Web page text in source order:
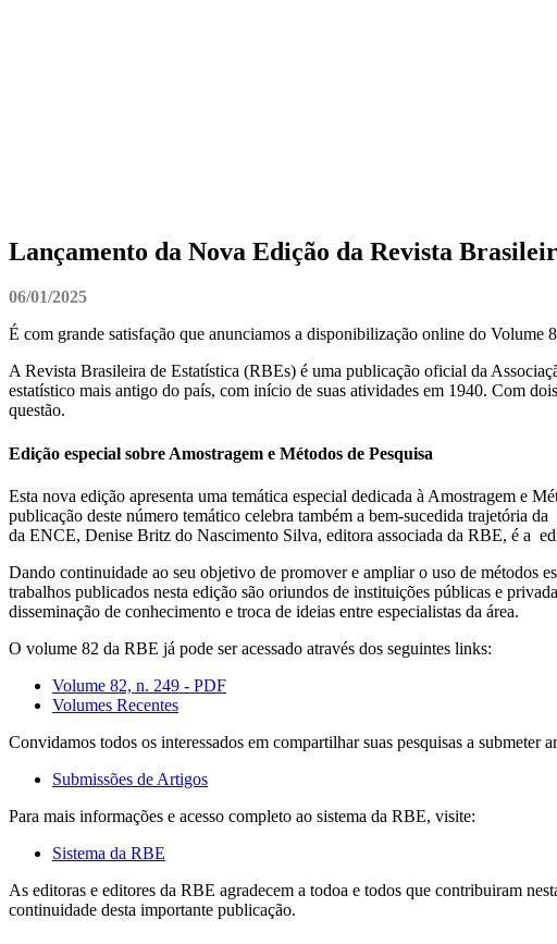
Lançamento da Nova Edição da Revista
06/01/2025
É com grande satisfação que anunciamos a disponibilização online do
A Revista Brasileira de Estatística (RBEs) é uma publicação oficial da
estatístico mais antigo do país, com início de suas atividades em 1940. Com
questão.
Edição especial sobre Amostragem e Métodos de Pesquisa
Esta nova edição apresenta uma temática especial dedicada à Amostragem e
publicação deste número temático celebra também a bem-sucedida trajetória
da ENCE, Denise Britz do Nascimento Silva, editora associada da RBE, é a
Dando continuidade ao seu objetivo de promover e ampliar o uso de métodos
trabalhos publicados nesta edição são oriundos de instituições públicas e
disseminação de conhecimento e troca de ideias entre especialistas da área.
O volume 82 da RBE já pode ser acessado através dos seguintes links:
Volume 82, n. 249 - PDF
Volumes Recentes
Convidamos todos os interessados em compartilhar suas pesquisas a submeter
Submissões de Artigos
Para mais informações e acesso completo ao sistema da RBE, visite:
Sistema da RBE
As editoras e editores da RBE agradecem a todoa e todos que contribuiram
continuidade desta importante publicação.